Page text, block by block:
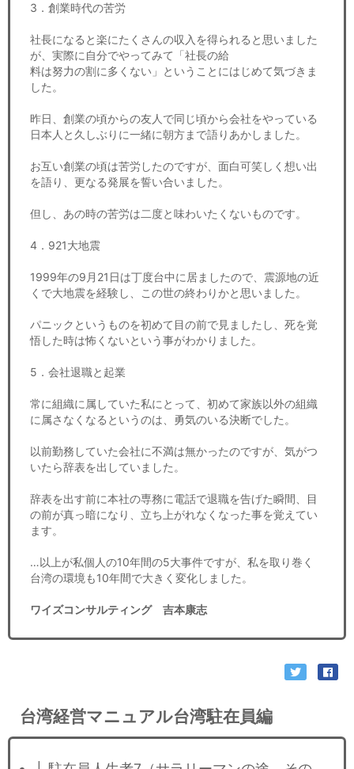
3．創業時代の苦労
社長になると楽にたくさんの収入を得られると思いました
が、実際に自分でやってみて「社長の給
料は努力の割に多くない」ということにはじめて気づきま
した。
昨日、創業の頃からの友人で同じ頃から会社をやっている
日本人と久しぶりに一緒に朝方まで語りあかしました。
お互い創業の頃は苦労したのですが、面白可笑しく想い出
を語り、更なる発展を誓い合いました。
但し、あの時の苦労は二度と味わいたくないものです。
4．921大地震
1999年の9月21日は丁度台中に居ましたので、震源地の近
くで大地震を経験し、この世の終わりかと思いました。
パニックというものを初めて目の前で見ましたし、死を覚
悟した時は怖くないという事がわかりました。
5．会社退職と起業
常に組織に属していた私にとって、初めて家族以外の組織
に属さなくなるというのは、勇気のいる決断でした。
以前勤務していた会社に不満は無かったのですが、気がつ
いたら辞表を出していました。
辞表を出す前に本社の専務に電話で退職を告げた瞬間、目
の前が真っ暗になり、立ち上がれなくなった事を覚えてい
ます。
…以上が私個人の10年間の5大事件ですが、私を取り巻く
台湾の環境も10年間で大きく変化しました。
ワイズコンサルティング 吉本康志
台湾経営マニュアル台湾駐在員編